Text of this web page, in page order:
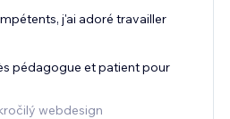
j'ai adoré travailler
pédagogue et patient pour
webdesign